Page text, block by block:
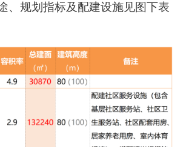
、规划指标及配建设施见图下表